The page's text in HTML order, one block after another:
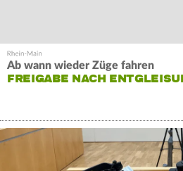
Ab wann wieder Züge fahren
FREIGABE NACH